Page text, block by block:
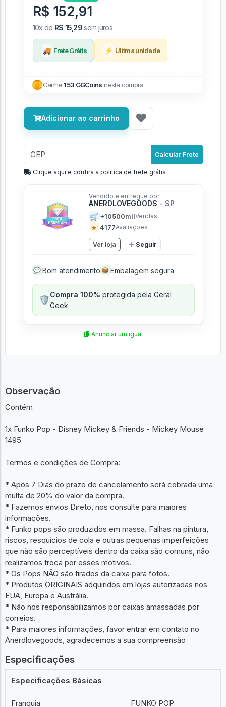
R$ 152,91
10x de R$ 15,29sem juros
🚚 Frete Grátis ⚡ Última unidade
Ganhe153 GGCoins nesta compra
Adicionar ao carrinho
Calcular Frete
Clique aqui e confira a politíca de frete grátis
Vendido e entregue por
ANERDLOVEGOODS - SP
🛒 +10500milVendas
★ 4177Avaliações
Ver loja Seguir
💬 Bom atendimento 📦 Embalagem segura
🛡️Compra 100% protegida pela Geral
Geek
Anunciar um igual
Observação
Contém
1x Funko Pop - Disney Mickey & Friends - Mickey Mouse
1495
Termos e condições de Compra:
* Após 7 Dias do prazo de cancelamento será cobrada uma
multa de 20% do valor da compra.
* Fazemos envios Direto, nos consulte para maiores
informações.
* Funko pops são produzidos em massa. Falhas na pintura,
riscos, resquícios de cola e outras pequenas imperfeições
que não são perceptíveis dentro da caixa são comuns, não
realizamos troca por esses motivos.
* Os Pops NÃO são tirados da caixa para fotos.
* Produtos ORIGINAIS adquiridos em lojas autorizadas nos
EUA, Europa e Austrália.
* Não nos responsabilizamos por caixas amassadas por
correios.
* Para maiores informações, favor entrar em contato no
Anerdlovegoods, agradecemos a sua compreensão
Especificações
Especificações Básicas
Franquia FUNKO POP